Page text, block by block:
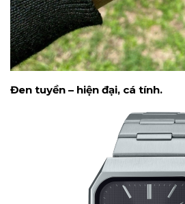
Đen tuyền – hiện đại, cá tính.